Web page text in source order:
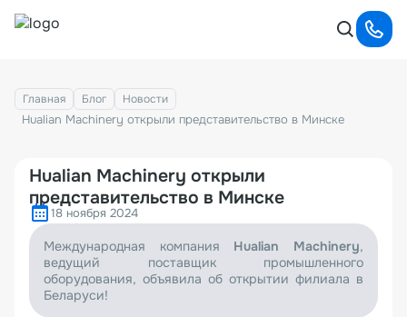
Главная Блог Новости
Hualian Machinery открыли представительство в Минске
Hualian Machinery открыли
представительство в Минске
18 ноября 2024
Международная компания Hualian Machinery,
ведущий поставщик промышленного
оборудования, объявила об открытии филиала в
Беларуси!